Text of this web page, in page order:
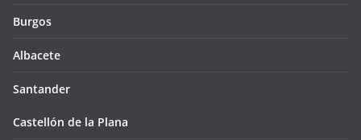
Burgos
Albacete
Santander
Castellón de la Plana